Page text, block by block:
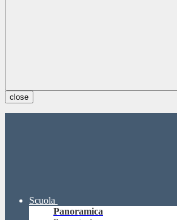
close
Scuola
Panoramica